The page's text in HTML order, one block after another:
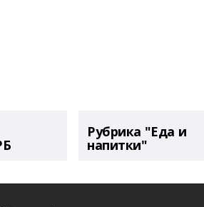
Рубрика "Еда и
напитки"